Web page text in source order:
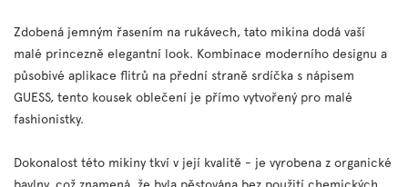
Zdobená jemným řasením na rukávech, tato mikina dodá vaší
malé princezně elegantní look. Kombinace moderního designu a
působivé aplikace flitrů na přední straně srdíčka s nápisem
GUESS, tento kousek oblečení je přímo vytvořený pro malé
fashionistky.
Dokonalost této mikiny tkví v její kvalitě - je vyrobena z organické